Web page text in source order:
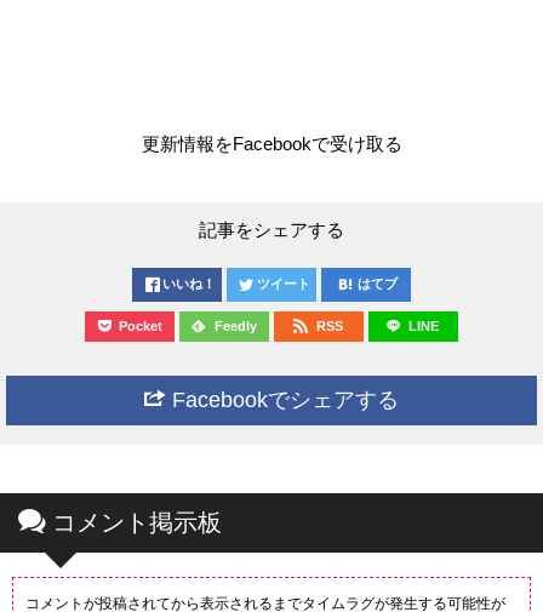
更新情報をFacebookで受け取る
記事をシェアする
いいね！ ツイート はてブ
Pocket Feedly RSS LINE
Facebookでシェアする
コメント掲示板
コメントが投稿されてから表示されるまでタイムラグが発生する可能性が